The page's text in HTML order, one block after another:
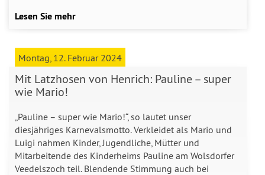
Lesen Sie mehr
Montag, 12. Februar 2024
Mit Latzhosen von Henrich: Pauline – super
wie Mario!
„Pauline – super wie Mario!“, so lautet unser
diesjähriges Karnevalsmotto. Verkleidet als Mario und
Luigi nahmen Kinder, Jugendliche, Mütter und
Mitarbeitende des Kinderheims Pauline am Wolsdorfer
Veedelszoch teil. Blendende Stimmung auch bei